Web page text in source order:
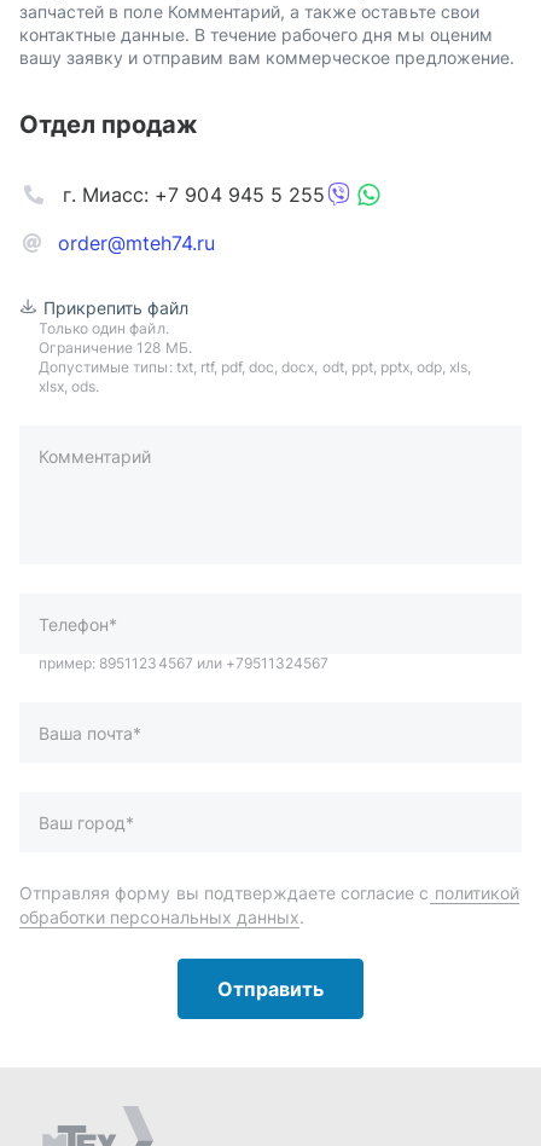
запчастей в поле Комментарий, а также оставьте свои
контактные данные. В течение рабочего дня мы оценим
вашу заявку и отправим вам коммерческое предложение.
Отдел продаж
order@mteh74.ru
г. Миасс: +7 904 945 5 255
Прикрепить файл
Только один файл.
Ограничение 128 МБ.
Допустимые типы: txt, rtf, pdf, doc, docx, odt, ppt, pptx, odp, xls,
xlsx, ods.
Комментарий
пример: 89511234567 или +79511324567
Отправить
Автозапчасти и комплектующие
Масла и автохимия